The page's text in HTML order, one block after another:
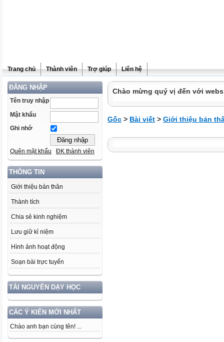
Trang chủ Thành viên Trợ giúp Liên hệ
ĐĂNG NHẬP
Tên truy nhập
Mật khẩu
Ghi nhớ
Quên mật khẩu ĐK thành viên
THÔNG TIN
Giới thiệu bản thân
Thành tích
Chia sẻ kinh nghiệm
Lưu giữ kỉ niệm
Hình ảnh hoạt động
Soạn bài trực tuyến
TÀI NGUYÊN DẠY HỌC
CÁC Ý KIẾN MỚI NHẤT
Chào anh bạn cùng tên! ...
Chào mừng quý vị đến với
Gốc > Bài viết > Giới thiệu bản